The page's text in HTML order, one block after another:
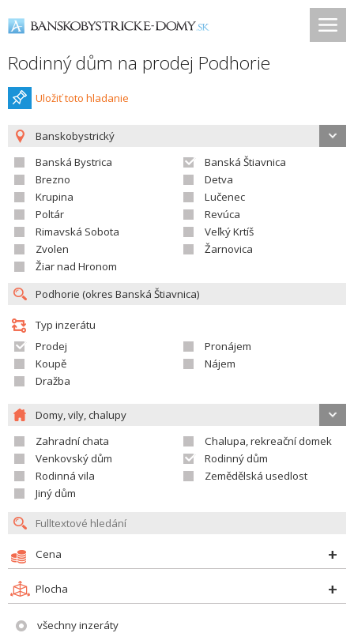
Rodinný dům na prodej Podhorie
Uložiť toto hladanie
Banskobystrický
Banská Bystrica
Banská Štiavnica
Brezno
Detva
Krupina
Lučenec
Poltár
Revúca
Rimavská Sobota
Veľký Krtíš
Zvolen
Žarnovica
Žiar nad Hronom
Typ inzerátu
Prodej
Pronájem
Koupě
Nájem
Dražba
Domy, vily, chalupy
Zahradní chata
Chalupa, rekreační domek
Venkovský dům
Rodinný dům
Rodinná vila
Zemědělská usedlost
Jiný dům
Cena
Plocha
všechny inzeráty